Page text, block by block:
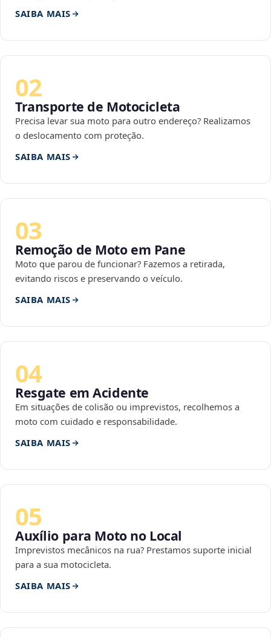
SAIBA MAIS
02
Transporte de Motocicleta
Precisa levar sua moto para outro endereço? Realizamos
o deslocamento com proteção.
SAIBA MAIS
03
Remoção de Moto em Pane
Moto que parou de funcionar? Fazemos a retirada,
evitando riscos e preservando o veículo.
SAIBA MAIS
04
Resgate em Acidente
Em situações de colisão ou imprevistos, recolhemos a
moto com cuidado e responsabilidade.
SAIBA MAIS
05
Auxílio para Moto no Local
Imprevistos mecânicos na rua? Prestamos suporte inicial
para a sua motocicleta.
SAIBA MAIS